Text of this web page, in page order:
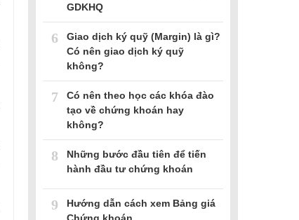
GDKHQ
6
Giao dịch ký quỹ (Margin) là gì?
Có nên giao dịch ký quỹ
không?
7
Có nên theo học các khóa đào
tạo về chứng khoán hay
không?
8
Những bước đầu tiên để tiến
hành đầu tư chứng khoán
9
Hướng dẫn cách xem Bảng giá
Chứng khoán